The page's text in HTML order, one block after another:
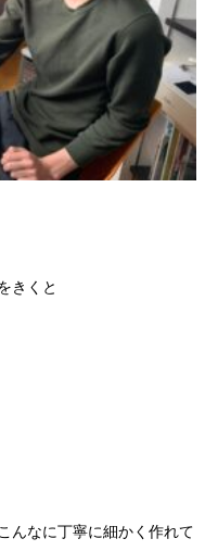
きくと
んなに丁寧に細かく作れて